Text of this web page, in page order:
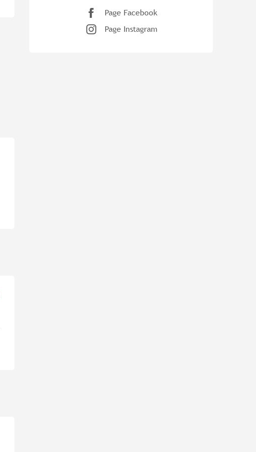
Page Facebook
Page Instagram